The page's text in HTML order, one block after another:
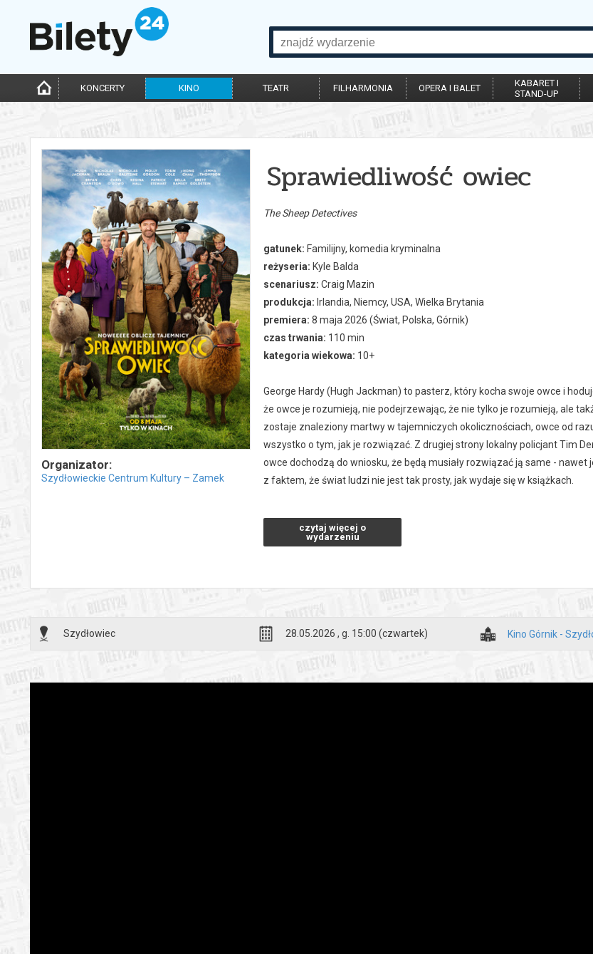
KONCERTY KINO TEATR FILHARMONIA OPERA I BALET
KABARET I
STAND-UP
Organizator:
Szydłowieckie Centrum Kultury – Zamek
Sprawiedliwość owiec
The Sheep Detectives
gatunek: Familijny, komedia kryminalna
reżyseria: Kyle Balda
scenariusz: Craig Mazin
produkcja: Irlandia, Niemcy, USA, Wielka Brytania
premiera: 8 maja 2026 (Świat, Polska, Górnik)
czas trwania: 110 min
kategoria wiekowa: 10+
George Hardy (Hugh Jackman) to pasterz, który kocha swoje owce i
że owce je rozumieją, nie podejrzewając, że nie tylko je rozumieją, ale
zostaje znaleziony martwy w tajemniczych okolicznościach, owce od
wszystko o tym, jak je rozwiązać. Z drugiej strony lokalny policjant Tim
owce dochodzą do wniosku, że będą musiały rozwiązać ją same -
z faktem, że świat ludzi nie jest tak prosty, jak wydaje się w książkach.
Bezpieczne zakupy w Bilety24. W przypadku odwołania wydarzenia,
czytaj więcej o
wydarzeniu
Szydłowiec 28.05.2026 , g. 15:00 (czwartek) Kino Górnik -